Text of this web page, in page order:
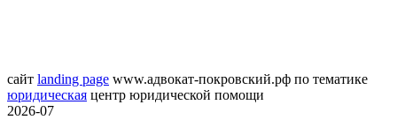
сайт landing page www.адвокат-покровский.рф по тематике
юридическая центр юридической помощи
2026-07